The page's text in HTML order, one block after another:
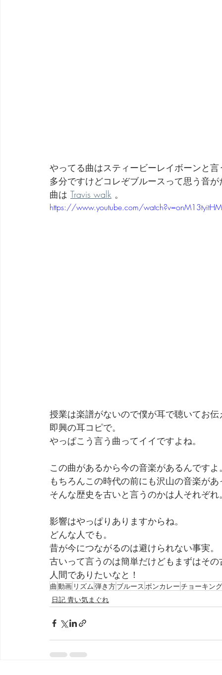
やってる曲はスティービーレイボーンと
多分ですけどコレぞブルースって思う音
曲は Travis walk 。
https://www.youtube.com/watch?v=onM13tyitHM
授業は楽譜がないので僕が耳で聴いてお
即興の耳コピで。
やっぱこう言う曲ってイイですよね。
この曲があるから今の音楽があるんですよ
もちろんこの時代の前にも沢山の音楽が
そんな歴史を古いと言うのかは人それぞれ
影響はやっぱりありますからね。
どんな人でも。
昔が今につながるのは避けられない事実。
古いって言うのは簡単だけどもまずはそ
人間でありたいなと！
曲 動画 リズム 弾き方ブルース ボンカレーチョーキング
日記 青い気まぐれ